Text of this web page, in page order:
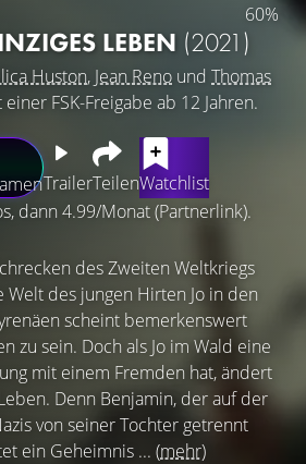
60%
LEBEN (2021)
Huston, Jean Reno und Thomas
einer FSK-Freigabe ab 12 Jahren.
TrailerTeilenWatchlist
dann 4.99/Monat (Partnerlink).
des Zweiten Weltkriegs
Welt des jungen Hirten Jo in den
scheint bemerkenswert
zu sein. Doch als Jo im Wald eine
mit einem Fremden hat, ändert
Denn Benjamin, der auf der
von seiner Tochter getrennt
ein Geheimnis ... (mehr)